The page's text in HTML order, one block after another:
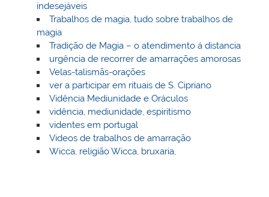
indesejáveis
Trabalhos de magia, tudo sobre trabalhos de
magia
Tradição de Magia – o atendimento á distancia
urgência de recorrer de amarrações amorosas
Velas-talismãs-orações
ver a participar em rituais de S. Cipriano
Vidência Mediunidade e Oráculos
vidência, mediunidade, espiritismo
videntes em portugal
Videos de trabalhos de amarração
Wicca, religião Wicca, bruxaria,